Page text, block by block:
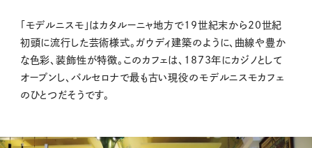
「モデルニスモ」はカタルーニャ地方で19世紀末から20世紀
初頭に流行した芸術様式。ガウディ建築のように、曲線や豊か
な色彩、装飾性が特徴。このカフェは、1873年にカジノとして
オープンし、バルセロナで最も古い現役のモデルニスモカフェ
のひとつだそうです。